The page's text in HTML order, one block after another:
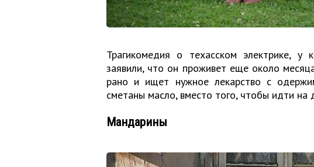
Трагикомедия о техасском электрике,
заявили, что он проживет еще около
рано и ищет нужное лекарство с
сметаны масло, вместо того, чтобы идти на
Мандарины